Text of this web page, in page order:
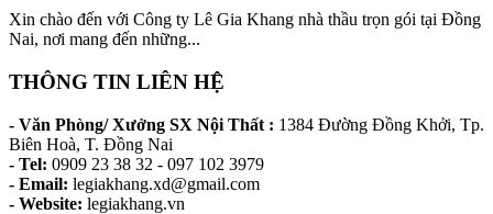
Xin chào đến với Công ty Lê Gia Khang nhà thầu trọn gói tại Đồng
Nai, nơi mang đến những...
THÔNG TIN LIÊN HỆ
- Văn Phòng/ Xưởng SX Nội Thất : 1384 Đường Đồng Khởi, Tp.
Biên Hoà, T. Đồng Nai
- Tel: 0909 23 38 32 - 097 102 3979
- Email: legiakhang.xd@gmail.com
- Website: legiakhang.vn